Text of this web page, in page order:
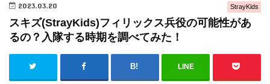
StrayKids
2023.03.20
スキズ(StrayKids)フィリックス兵役の可能性があ
るの？入隊する時期を調べてみた！
LINE